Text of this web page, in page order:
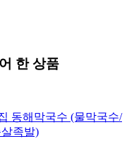
한 상품
동해막국수 (물막국수/
족발)